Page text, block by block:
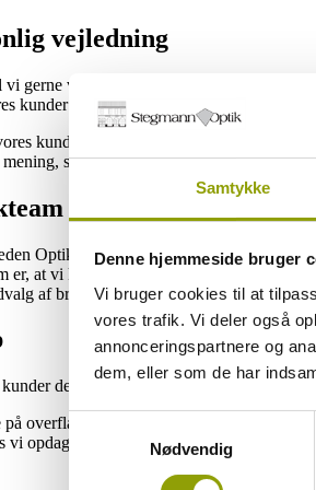
Samtykke
Denne hjemmeside bruger
Vi bruger cookies til at
vores trafik. Vi deler også
annonceringspartnere og
dem, eller som de har
Samtykkevalg
Nødvendig
vejledning
gerne være det lokale alternativ til de
kunder at kende. Når vi har kendskab til
kunder får en ærlig og professionel
så vi kan finde en løsning, der
Optikteam, men vi er stadig os selv.
er, at vi køber ind sammen med kædens
af briller og solbriller fra både danske
den bedste service, er det vigtigt, at
overfladen af øjet, og derfor bruger vi
vi opdager øjensygdomme eller andet, der